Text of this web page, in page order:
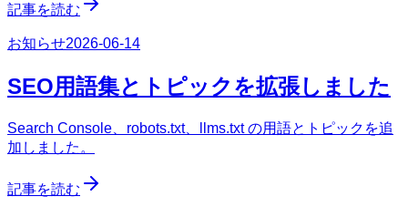
記事を読む
お知らせ2026-06-14
SEO用語集とトピックを拡張しました
Search Console、robots.txt、llms.txt の用語とトピックを追
加しました。
記事を読む